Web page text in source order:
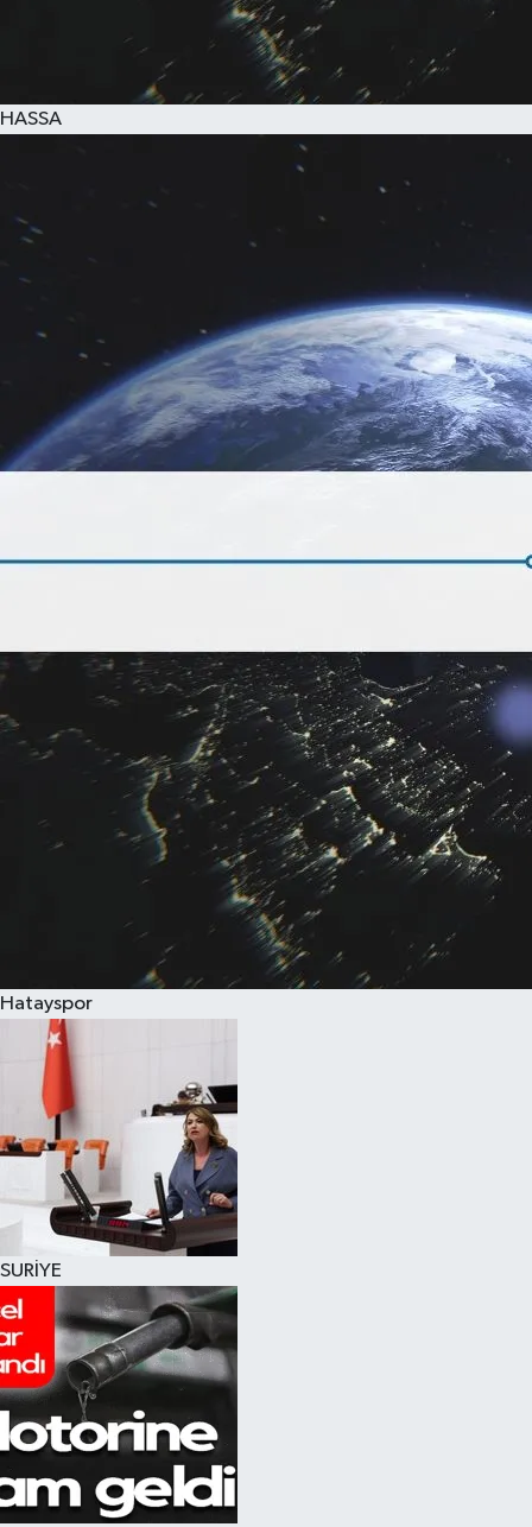
HASSA
Hatayspor
SURİYE